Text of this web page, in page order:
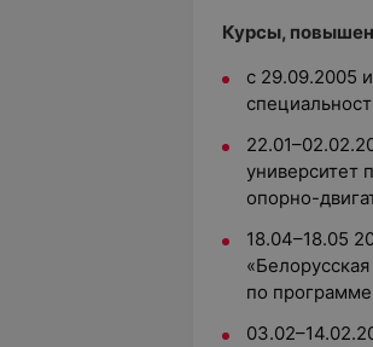
Курсы,
с 29.09.2005
университет
опорно-
18.04–18.05
по